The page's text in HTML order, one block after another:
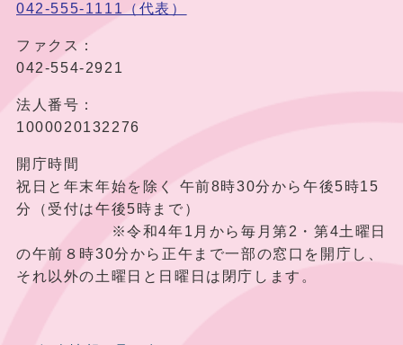
042-555-1111（代表）
ファクス：
042-554-2921
法人番号：
1000020132276
開庁時間
祝日と年末年始を除く 午前8時30分から午後5時15
分（受付は午後5時まで）
※令和4年1月から毎月第2・第4土曜日
の午前８時30分から正午まで一部の窓口を開庁し、
それ以外の土曜日と日曜日は閉庁します。